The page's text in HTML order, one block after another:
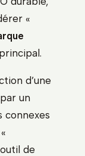
«
d’une
un
connexes
de